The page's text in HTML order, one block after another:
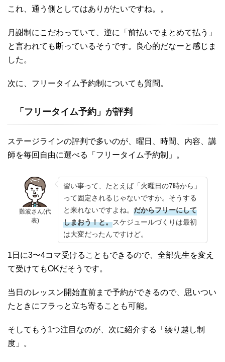
これ、通う側としてはありがたいですね。。
月謝制にこだわっていて、逆に「前払いでまとめて払う」
と言われても断っているそうです。良心的だなーと感じま
した。
次に、フリータイム予約制についても質問。
「フリータイム予約」が評判
ステージラインの評判で多いのが、曜日、時間、内容、講
師を毎回自由に選べる「フリータイム予約制」。
難波さん(代
表)
習い事って、たとえば「火曜日の7時から」
って固定されるじゃないですか。そうする
と来れないですよね。 だからフリーにして
しまおう！と。スケジュールづくりは最初
は大変だったんですけど。
1日に3〜4コマ受けることもできるので、全部先生を変え
て受けてもOKだそうです。
当日のレッスン開始直前まで予約ができるので、思いつい
たときにフラっと立ち寄ることも可能。
そしてもう1つ注目なのが、次に紹介する「繰り越し制
度」。